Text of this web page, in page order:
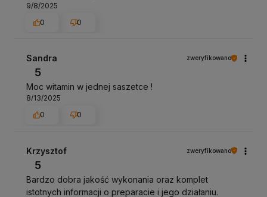
9/8/2025
0
0
Sandra zweryfikowano
5
Moc witamin w jednej saszetce !
8/13/2025
0
0
Krzysztof zweryfikowano
5
Bardzo dobra jakość wykonania oraz komplet
istotnych informacji o preparacie i jego działaniu.